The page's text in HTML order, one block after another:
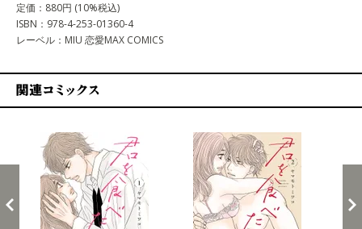
定価：880円 (10%税込)
ISBN：978-4-253-01360-4
レーベル：MIU 恋愛MAX COMICS